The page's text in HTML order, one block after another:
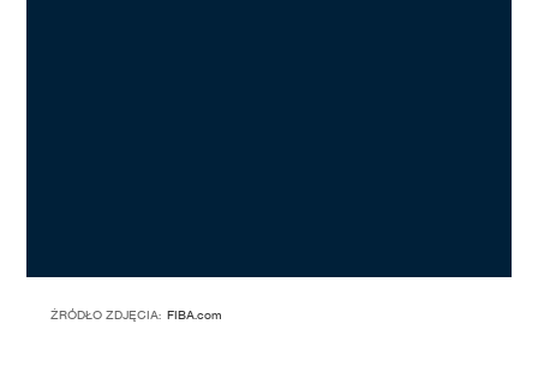
ŹRÓDŁO ZDJĘCIA: FIBA.com